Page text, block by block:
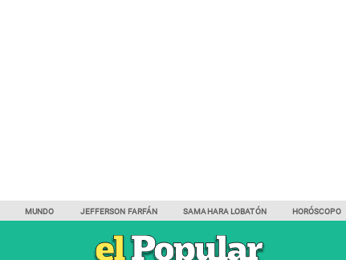
MUNDO JEFFERSON FARFÁN SAMAHARA LOBATÓN HORÓSCOPO